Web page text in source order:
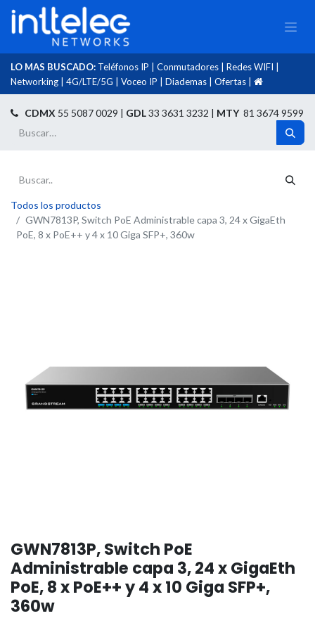
LO MAS BUSCADO: Teléfonos IP Conmutadores Redes WIFI
Networking
4G/LTE/5G Voceo IP Diademas Ofertas
CDMX 55 5087 0029 | GDL33 3631 3232 | MTY81 3674 9599
Todos los productos
GWN7813P, Switch PoE Administrable capa 3, 24 x GigaEth
PoE, 8 x PoE++ y 4 x 10 Giga SFP+, 360w
GWN7813P, Switch PoE
Administrable capa 3, 24 x GigaEth
PoE, 8 x PoE++ y 4 x 10 Giga SFP+,
360w